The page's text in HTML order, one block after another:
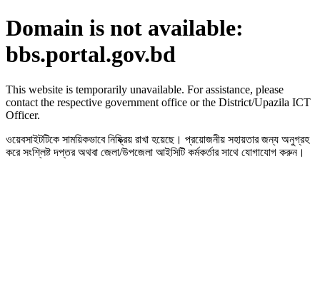
Domain is not available:
bbs.portal.gov.bd
This website is temporarily unavailable. For assistance, please
contact the respective government office or the District/Upazila ICT
Officer.
ওয়েবসাইটটিকে সাময়িকভাবে নিষ্ক্রিয় রাখা হয়েছে। প্রয়োজনীয় সহায়তার জন্য অনুগ্রহ
করে সংশ্লিষ্ট দপ্তর অথবা জেলা/উপজেলা আইসিটি কর্মকর্তার সাথে যোগাযোগ করুন।